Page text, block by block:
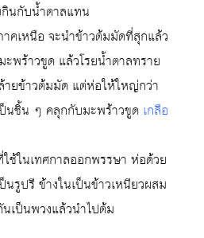
นกับน้ำตาลแทน
คเหนือ จะนำข้าวต้มมัดที่สุกแล้ว
พร้าวขูด แล้วโรยน้ำตาลทราย
ยข้าวต้มมัด แต่ห่อให้ใหญ่กว่า
นชิ้น ๆ คลุกกับมะพร้าวขูด เกลือ
ช้ในเทศกาลออกพรรษา ห่อด้วย
รูปรี ข้างในเป็นข้าวเหนียวผสม
เป็นพวงแล้วนำไปต้ม